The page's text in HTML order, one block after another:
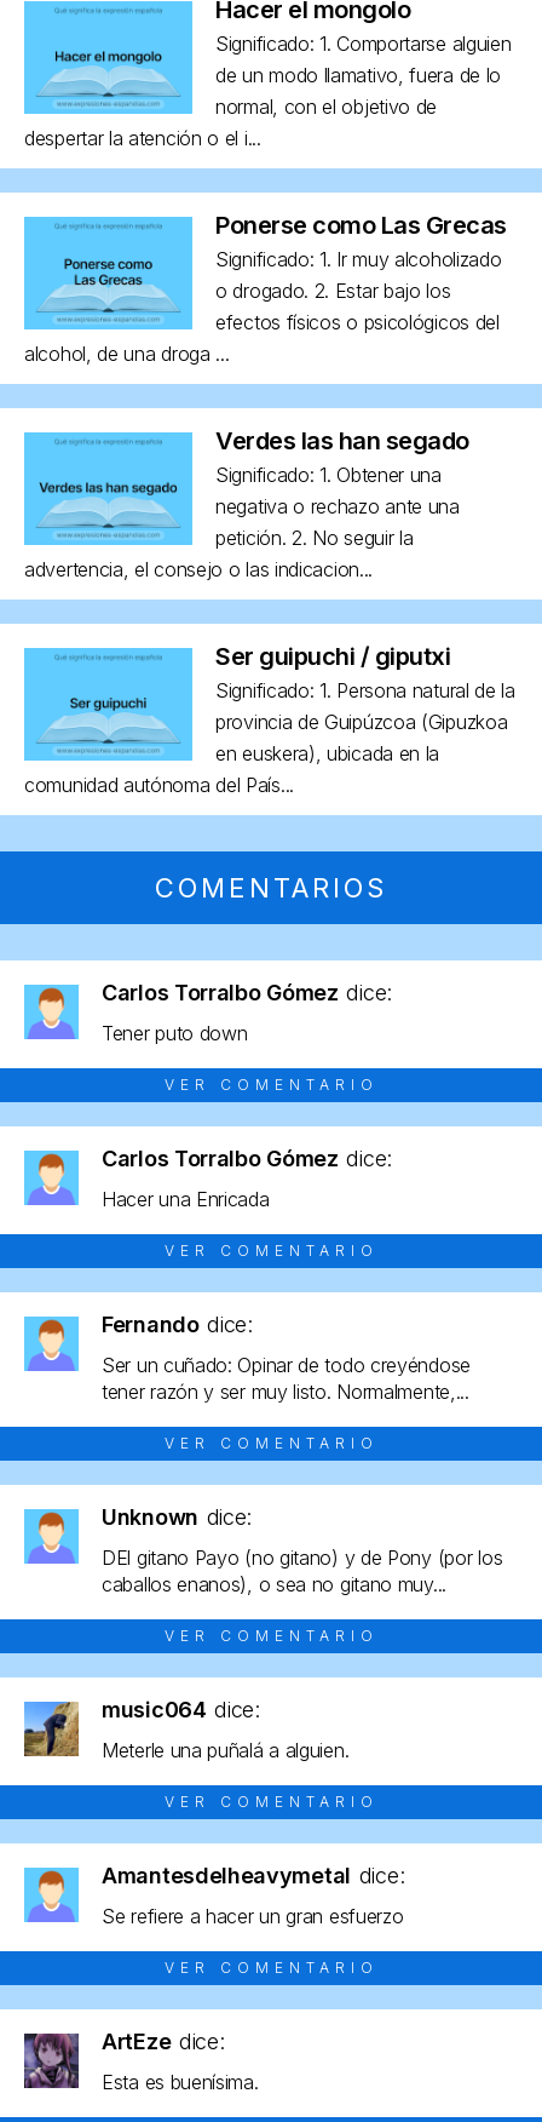
Hacer el mongolo
Significado: 1. Comportarse alguien
de un modo llamativo, fuera de lo
normal, con el objetivo de
despertar la atención o el i...
Ponerse como Las Grecas
Significado: 1. Ir muy alcoholizado
o drogado. 2. Estar bajo los
efectos físicos o psicológicos del
alcohol, de una droga ...
Verdes las han segado
Significado: 1. Obtener una
negativa o rechazo ante una
petición. 2. No seguir la
advertencia, el consejo o las indicacion...
Ser guipuchi / giputxi
Significado: 1. Persona natural de la
provincia de Guipúzcoa (Gipuzkoa
en euskera), ubicada en la
comunidad autónoma del País...
COMENTARIOS
Carlos Torralbo Gómez dice:
Tener puto down
VER COMENTARIO
Carlos Torralbo Gómez dice:
Hacer una Enricada
VER COMENTARIO
Fernando dice:
Ser un cuñado: Opinar de todo creyéndose
tener razón y ser muy listo. Normalmente,...
VER COMENTARIO
Unknown dice:
DEl gitano Payo (no gitano) y de Pony (por los
caballos enanos), o sea no gitano muy...
VER COMENTARIO
music064 dice:
Meterle una puñalá a alguien.
VER COMENTARIO
Amantesdelheavymetal dice:
Se refiere a hacer un gran esfuerzo
VER COMENTARIO
ArtEze dice:
Esta es buenísima.